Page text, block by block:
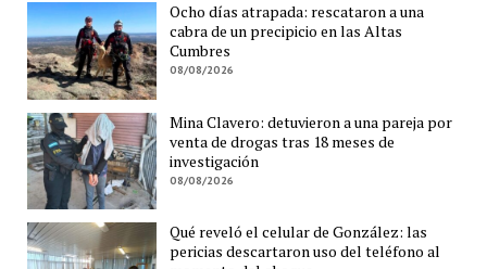
Ocho días atrapada: rescataron a una
cabra de un precipicio en las Altas
Cumbres
08/08/2026
Mina Clavero: detuvieron a una pareja por
venta de drogas tras 18 meses de
investigación
08/08/2026
Qué reveló el celular de González: las
pericias descartaron uso del teléfono al